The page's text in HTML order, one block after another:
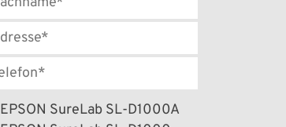
EPSON SureLab SL-D1000A